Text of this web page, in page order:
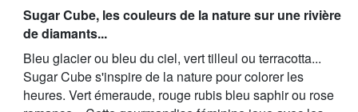
Sugar Cube, les couleurs de la nature sur une rivière
de diamants...
Bleu glacier ou bleu du ciel, vert tilleul ou terracotta...
Sugar Cube s'inspire de la nature pour colorer les
heures. Vert émeraude, rouge rubis bleu saphir ou rose